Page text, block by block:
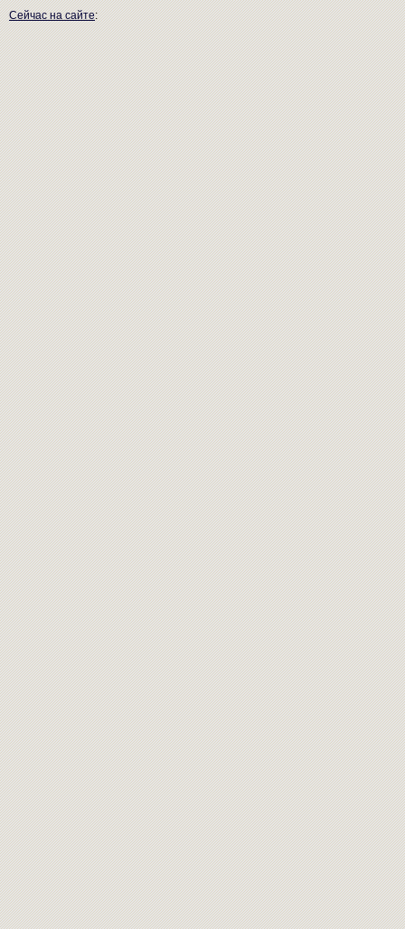
Сейчас на сайте: